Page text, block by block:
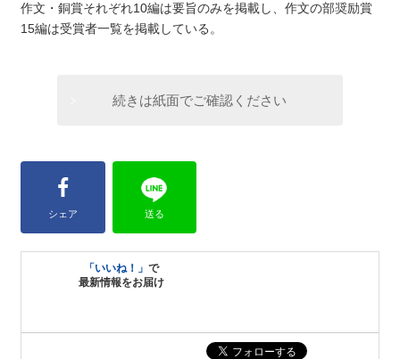
作文・銅賞それぞれ10編は要旨のみを掲載し、作文の部奨励賞
15編は受賞者一覧を掲載している。
続きは紙面でご確認ください
シェア 送る
「いいね！」で
最新情報をお届け